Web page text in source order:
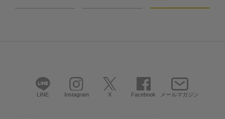
LINE Instagram X Facebook メールマガジン